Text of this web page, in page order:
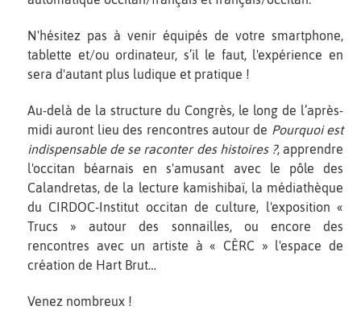
N'hésitez pas à venir équipés de votre smartphone,
tablette et/ou ordinateur, s’il le faut, l'expérience en
sera d'autant plus ludique et pratique !
Au-delà de la structure du Congrès, le long de l’après-
midi auront lieu des rencontres autour de Pourquoi est
indispensable de se raconter des histoires ?, apprendre
l'occitan béarnais en s'amusant avec le pôle des
Calandretas, de la lecture kamishibaï, la médiathèque
du CIRDOC-Institut occitan de culture, l'exposition «
Trucs » autour des sonnailles, ou encore des
rencontres avec un artiste à « CÈRC » l'espace de
création de Hart Brut…
Venez nombreux !